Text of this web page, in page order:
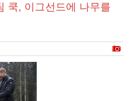
쿡, 이그선드에 나무를